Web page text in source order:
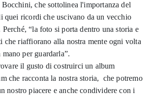
che sottolinea l'importanza del
quei ricordi che uscivano da un vecchio
“la foto si porta dentro una storia e
che riaffiorano alla nostra mente ogni volta
per guardarla”.
il gusto di costruirci un album
che racconta la nostra storia, che potremo
nostro piacere e anche condividere con i